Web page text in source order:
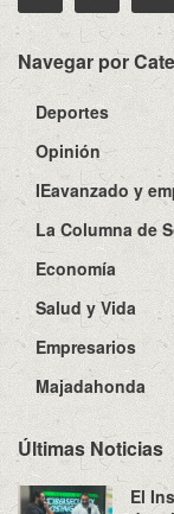
Navegar por
Deportes
Opinión
IEavanzado y
La Columna de
Economía
Salud y Vida
Empresarios
Majadahonda
Últimas Noticias
El